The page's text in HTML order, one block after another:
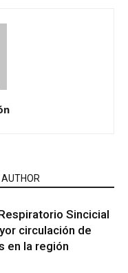
Sincicial
circulación de
en la región